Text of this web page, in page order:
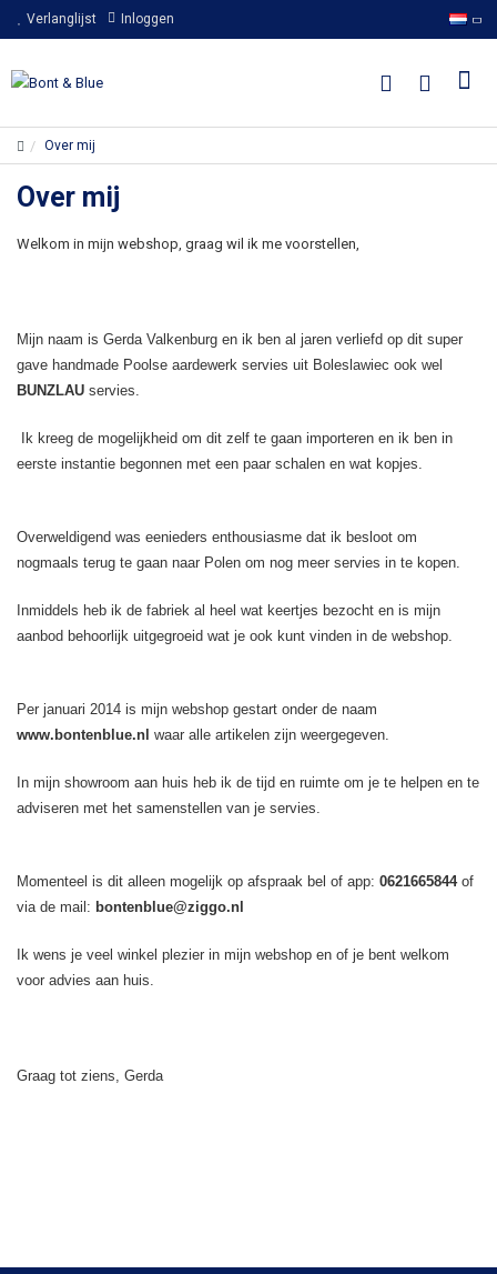
Verlanglijst Inloggen
Over mij
Over mij
​​Welkom in mijn webshop, graag wil ik me voorstellen,
Mijn naam is Gerda Valkenburg en ik ben al jaren verliefd op dit super
gave handmade Poolse aardewerk servies uit Boleslawiec ook wel
BUNZLAU servies.
Ik kreeg de mogelijkheid om dit zelf te gaan importeren en ik ben in
eerste instantie begonnen met een paar schalen en wat kopjes.
Overweldigend was eenieders enthousiasme dat ik besloot om
nogmaals terug te gaan naar Polen om nog meer servies in te kopen.
Inmiddels heb ik de fabriek al heel wat keertjes bezocht en is mijn
aanbod behoorlijk uitgegroeid wat je ook kunt vinden in de webshop.
Per januari 2014 is mijn webshop gestart onder de naam
www.bontenblue.nl waar alle artikelen zijn weergegeven.
In mijn showroom aan huis heb ik de tijd en ruimte om je te helpen en te
adviseren met het samenstellen van je servies.
Momenteel is dit alleen mogelijk op afspraak bel of app: 0621665844of
via de mail: bontenblue@ziggo.nl
Ik wens je veel winkel plezier in mijn webshop en of je bent welkom
voor advies aan huis.
Graag tot ziens, Gerda